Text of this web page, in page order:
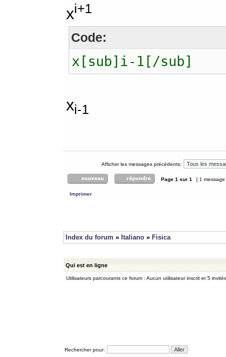
xi+1
Code:
x[sub]i-1[/sub]
xi-1
Afficher les messages précédents:
Page 1 sur 1 [ 1
Imprimer
Index du forum » Italiano » Fisica
Qui est en ligne
Utilisateurs parcourants ce forum : Aucun utilisateur inscrit et 5 invités
Rechercher pour: